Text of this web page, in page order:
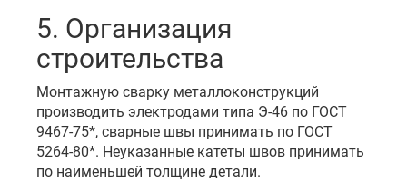
5. Организация
строительства
Монтажную сварку металлоконструкций
производить электродами типа Э-46 по ГОСТ
9467-75*, сварные швы принимать по ГОСТ
5264-80*. Неуказанные катеты швов принимать
по наименьшей толщине детали.